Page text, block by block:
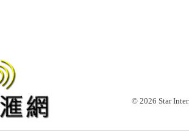
© 2026 Star